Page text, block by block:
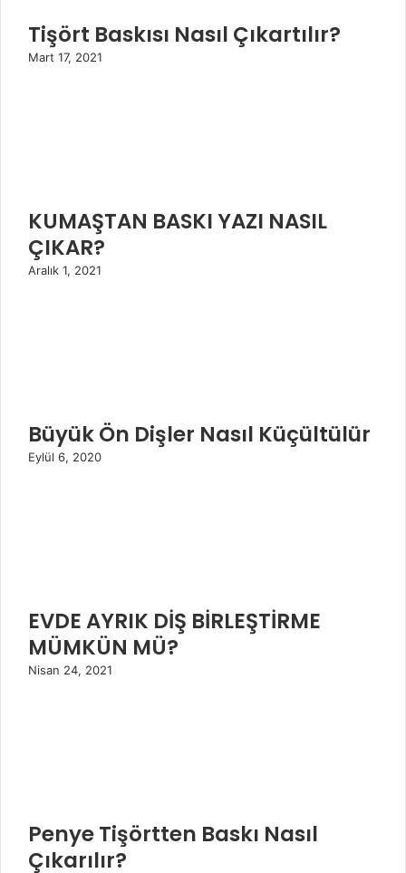
Tişört Baskısı Nasıl Çıkartılır?
Mart 17, 2021
KUMAŞTAN BASKI YAZI NASIL
ÇIKAR?
Aralık 1, 2021
Büyük Ön Dişler Nasıl Küçültülür
Eylül 6, 2020
EVDE AYRIK DİŞ BİRLEŞTİRME
MÜMKÜN MÜ?
Nisan 24, 2021
Penye Tişörtten Baskı Nasıl
Çıkarılır?